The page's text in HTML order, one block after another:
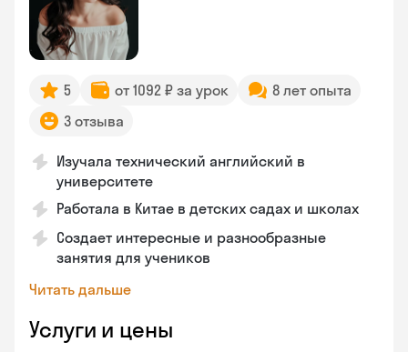
5 от 1092 ₽ за урок
8 лет опыта
3 отзыва
Изучала технический английский в
университете
Работала в Китае в детских садах и школах
Создает интересные и разнообразные
занятия для учеников
Читать дальше
Услуги и цены